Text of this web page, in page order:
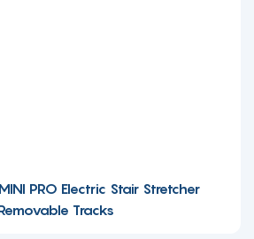
PRO Electric Stair Stretcher
Tracks